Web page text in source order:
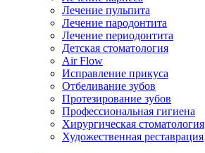
Лечение пульпита
Лечение пародонтита
Лечение периодонтита
Детская стоматология
Air Flow
Исправление прикуса
Отбеливание зубов
Протезирование зубов
Профессиональная гигиена
Хирургическая стоматология
Художественная реставрация